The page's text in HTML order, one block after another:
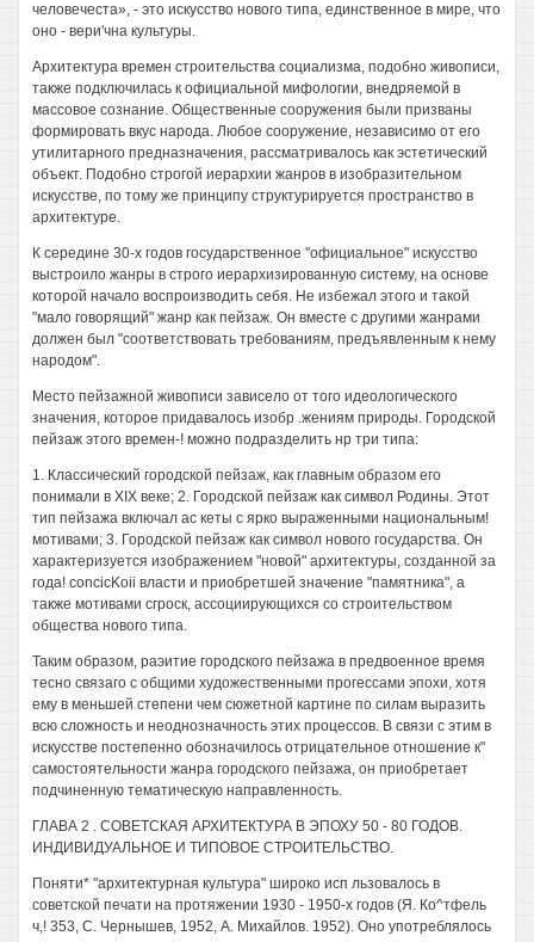
человечеста», - это искусство нового типа, единственное в мире, что
оно - вери'чна культуры.
Архитектура времен строительства социализма, подобно живописи,
также подключилась к официальной мифологии, внедряемой в
массовое сознание. Общественные сооружения были призваны
формировать вкус народа. Любое сооружение, независимо от его
утилитарного предназначения, рассматривалось как эстетический
объект. Подобно строгой иерархии жанров в изобразительном
искусстве, по тому же принципу структурируется пространство в
архитектуре.
К середине 30-х годов государственное "официальное" искусство
выстроило жанры в строго иерархизированную систему, на основе
которой начало воспроизводить себя. Не избежал этого и такой
"мало говорящий" жанр как пейзаж. Он вместе с другими жанрами
должен был "соответствовать требованиям, предъявленным к нему
народом".
Место пейзажной живописи зависело от того идеологического
значения, которое придавалось изобр .жениям природы. Городской
пейзаж этого времен-! можно подразделить нр три типа:
1. Классический городской пейзаж, как главным образом его
понимали в XIX веке; 2. Городской пейзаж как символ Родины. Этот
тип пейзажа включал ас кеты с ярко выраженными национальным!
мотивами; 3. Городской пейзаж как символ нового государства. Он
характеризуется изображением "новой" архитектуры, созданной за
года! concicKoii власти и приобретшей значение "памятника", а
также мотивами сгроск, ассоциирующихся со строительством
общества нового типа.
Таким образом, раэитие городского пейзажа в предвоенное время
тесно связаго с общими художественными прогессами эпохи, хотя
ему в меньшей степени чем сюжетной картине по силам выразить
всю сложность и неоднозначность этих процессов. В связи с этим в
искусстве постепенно обозначилось отрицательное отношение к"
самостоятельности жанра городского пейзажа, он приобретает
подчиненную тематическую направленность.
ГЛАВА 2 . СОВЕТСКАЯ АРХИТЕКТУРА В ЭПОХУ 50 - 80 ГОДОВ.
ИНДИВИДУАЛЬНОЕ И ТИПОВОЕ СТРОИТЕЛЬСТВО.
Поняти* "архитектурная культура" широко исп льзовалось в
советской печати на протяжении 1930 - 1950-х годов (Я. Ко^тфель
ч,! 353, С. Чернышев, 1952, А. Михайлов. 1952). Оно употреблялось